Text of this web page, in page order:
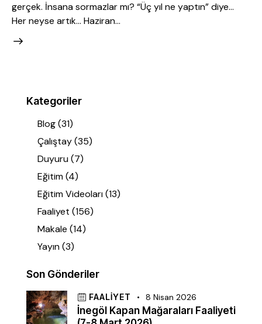
gerçek. İnsana sormazlar mı? “Üç yıl ne yaptın” diye…
Her neyse artık… Haziran…
Kategoriler
Blog(31)
Çalıştay(35)
Duyuru(7)
Eğitim(4)
Eğitim Videoları(13)
Faaliyet (156)
Makale (14)
Yayın(3)
Son Gönderiler
FAALIYET 8 Nisan 2026
İnegöl Kapan Mağaraları Faaliyeti